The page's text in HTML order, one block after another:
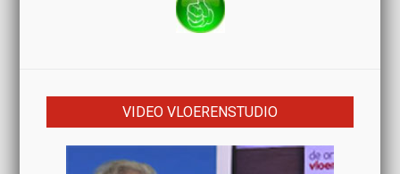
VIDEO VLOERENSTUDIO